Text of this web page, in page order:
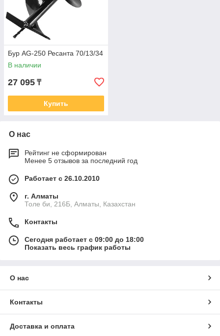
Бур AG-250 Ресанта 70/13/34
В наличии
27 095 ₸
Купить
О нас
Рейтинг не сформирован
Менее 5 отзывов за последний год
Работает с 26.10.2010
г. Алматы
Толе би, 216Б, Алматы, Казахстан
Контакты
Сегодня работает с 09:00 до 18:00
Показать весь график работы
О нас
Контакты
Доставка и оплата